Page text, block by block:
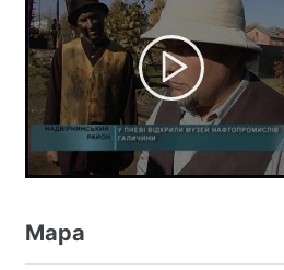
Mapa